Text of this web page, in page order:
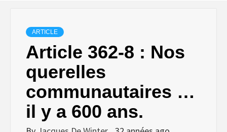
ARTICLE
Article 362-8 : Nos
querelles
communautaires …
il y a 600 ans.